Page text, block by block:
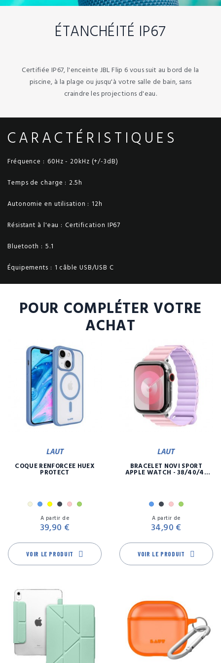
ÉTANCHÉITÉ IP67
Certifiée IP67, l'enceinte JBL Flip 6 vous suit au bord de la
piscine, à la plage ou jusqu'à votre salle de bain, sans
craindre les projections d'eau.
CARACTÉRISTIQUES
Fréquence : 60Hz - 20kHz (+/-3dB)
Temps de charge : 2.5h
Autonomie en utilisation : 12h
Résistant à l'eau : Certification IP67
Bluetooth : 5.1
Équipements : 1 câble USB/USB C
POUR COMPLÉTER VOTRE
ACHAT
LAUT
COQUE RENFORCÉE HUEX
PROTECT
Beige
BleuJaune
NoirRoseVert
A partir de
39,90 €
VOIR LE PRODUIT
LAUT
BRACELET NOVI SPORT
APPLE WATCH - 38/40/41
BleuNoirRoseVert
A partir de
34,90 €
VOIR LE PRODUIT